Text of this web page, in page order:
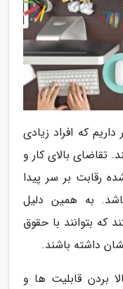
که افراد زیادی
تقاضای بالای کار و
رقابت بر سر پیدا
به همین دلیل
که بتوانند با حقوق
داشته باشند.
بردن قابلیت ها و